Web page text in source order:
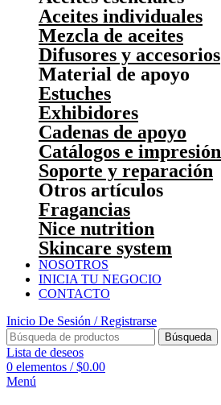
Aceites individuales
Mezcla de aceites
Difusores y accesorios
Material de apoyo
Estuches
Exhibidores
Cadenas de apoyo
Catálogos e impresión
Soporte y reparación
Otros artículos
Fragancias
Nice nutrition
Skincare system
NOSOTROS
INICIA TU NEGOCIO
CONTACTO
Inicio De Sesión / Registrarse
Búsqueda
Lista de deseos
0 elementos / $0.00
Menú